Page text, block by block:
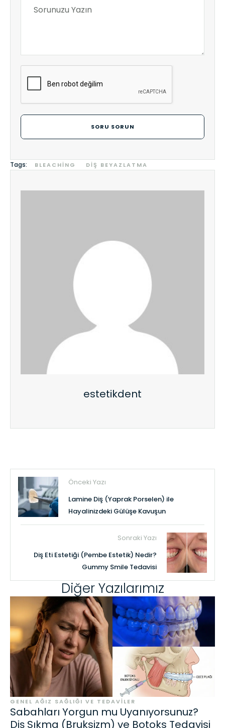
SORU SORUN
Tags: BLEACHING DIŞ BEYAZLATMA
estetikdent
Önceki Yazı
Lamine Diş (Yaprak Porselen) ile
Hayalinizdeki Gülüşe Kavuşun
Sonraki Yazı
Diş Eti Estetiği (Pembe Estetik) Nedir?
Gummy Smile Tedavisi
Diğer Yazılarımız
GENEL AĞIZ SAĞLIĞI VE TEDAVILER
Sabahları Yorgun mu Uyanıyorsunuz?
Diş Sıkma (Bruksizm) ve Botoks Tedavisi